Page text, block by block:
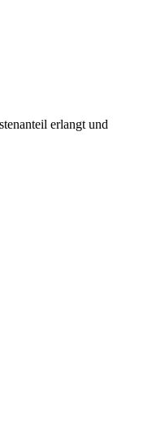
erlangt und